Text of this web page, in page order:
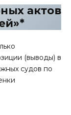
актов
*
(выводы) в
судов по